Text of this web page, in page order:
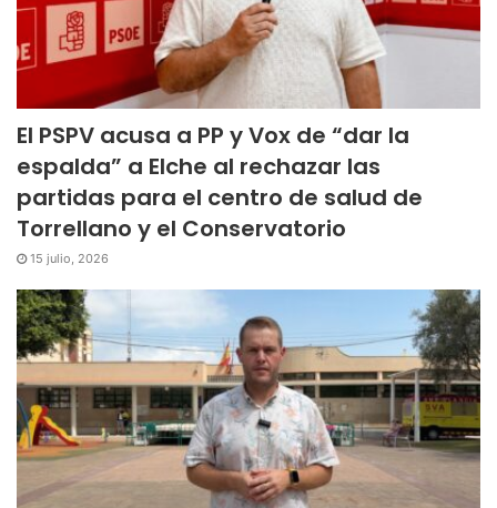
El PSPV acusa a PP y Vox de “dar la
espalda” a Elche al rechazar las
partidas para el centro de salud de
Torrellano y el Conservatorio
15 julio, 2026